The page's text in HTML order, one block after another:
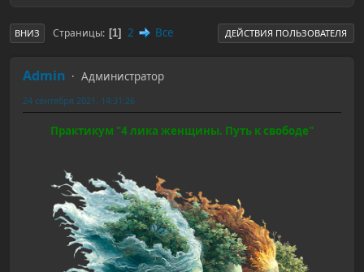
ВНИЗ Страницы 1 2 Все ДЕЙСТВИЯ ПОЛЬЗОВАТЕЛЯ
Admin Администратор
24 сентября 2021, 14:31:26
Практикум "4 лика женщины. Путь к свободе"